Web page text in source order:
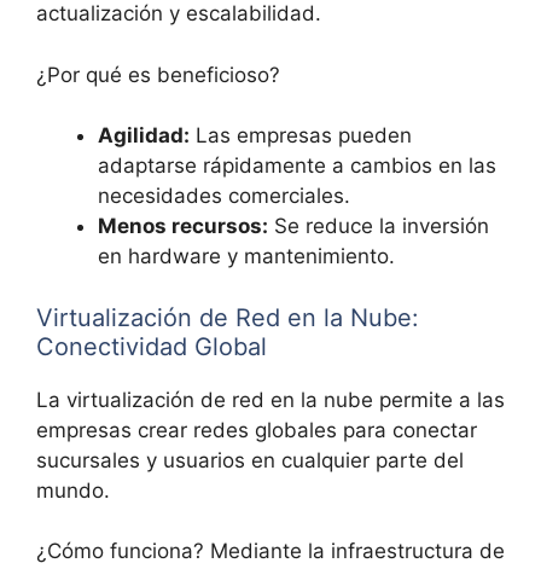
actualización y escalabilidad.
¿Por qué es beneficioso?
Agilidad: Las empresas pueden
adaptarse rápidamente a cambios en las
necesidades comerciales.
Menos recursos: Se reduce la inversión
en hardware y mantenimiento.
Virtualización de Red en la Nube:
Conectividad Global
La virtualización de red en la nube permite a las
empresas crear redes globales para conectar
sucursales y usuarios en cualquier parte del
mundo.
¿Cómo funciona? Mediante la infraestructura de